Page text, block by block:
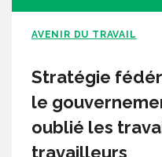
AVENIR DU TRAVAIL
Stratégie
le
oublié les
travailleurs